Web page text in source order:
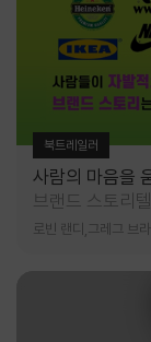
북트레일러
사람의 마음을
브랜드 스토리